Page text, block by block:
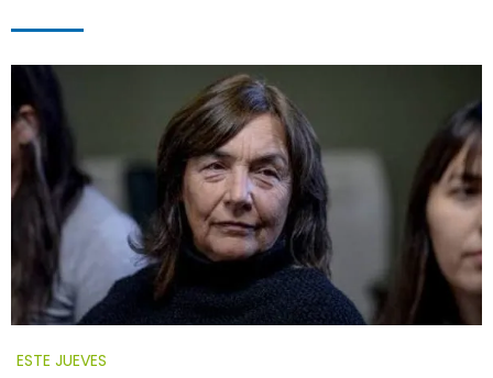
ESTE JUEVES